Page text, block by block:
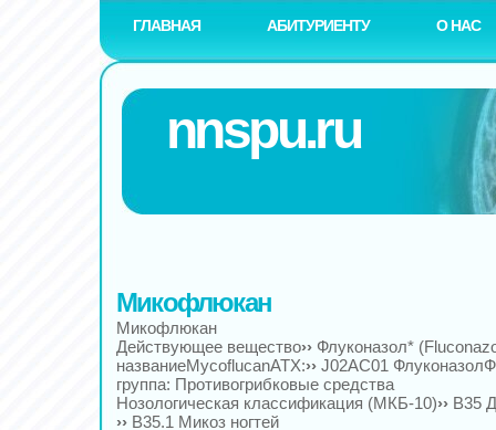
ГЛАВНАЯ АБИТУРИЕНТУ О НАС
nnspu.ru
Микофлюкан
Микофлюкан
Действующее вещество›› Флуконазол*
названиеMycoflucanАТХ:›› J02AC01
группа: Противогрибковые средства
Нозологическая классификация (МКБ-10)›› B35
›› B35.1 Микоз ногтей